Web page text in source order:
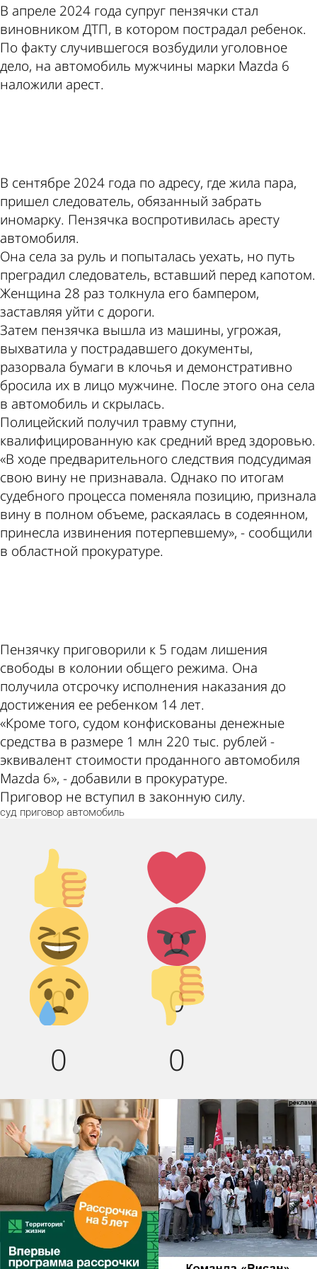
В апреле 2024 года супруг пензячки стал
виновником ДТП, в котором пострадал ребенок.
По факту случившегося возбудили уголовное
дело, на автомобиль мужчины марки Mazda 6
наложили арест.
В сентябре 2024 года по адресу, где жила пара,
пришел следователь, обязанный забрать
иномарку. Пензячка воспротивилась аресту
автомобиля.
Она села за руль и попыталась уехать, но путь
преградил следователь, вставший перед капотом.
Женщина 28 раз толкнула его бампером,
заставляя уйти с дороги.
Затем пензячка вышла из машины, угрожая,
выхватила у пострадавшего документы,
разорвала бумаги в клочья и демонстративно
бросила их в лицо мужчине. После этого она села
в автомобиль и скрылась.
Полицейский получил травму ступни,
квалифицированную как средний вред здоровью.
«В ходе предварительного следствия подсудимая
свою вину не признавала. Однако по итогам
судебного процесса поменяла позицию, признала
вину в полном объеме, раскаялась в содеянном,
принесла извинения потерпевшему», - сообщили
в областной прокуратуре.
Пензячку приговорили к 5 годам лишения
свободы в колонии общего режима. Она
получила отсрочку исполнения наказания до
достижения ее ребенком 14 лет.
«Кроме того, судом конфискованы денежные
средства в размере 1 млн 220 тыс. рублей -
эквивалент стоимости проданного автомобиля
Mazda 6», - добавили в прокуратуре.
Приговор не вступил в законную силу.
суд приговор автомобиль
Палец
вверх!
1
Лайк!
0
Дикий
смех!
0
Агрессия!
0
Грусть :(
0
Палец
вниз!
0